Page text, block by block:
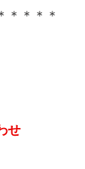
＊＊＊＊
せ